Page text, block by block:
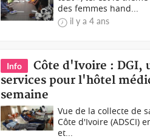
des femmes hand...
il y a 4 ans
Info
Côte d'Ivoire : DGI,
services pour l'hôtel
semaine
Vue de la collecte de
Côte d'Ivoire (ADSCI)
et...